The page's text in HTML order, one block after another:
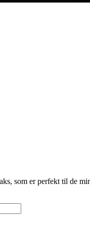
som er perfekt til de